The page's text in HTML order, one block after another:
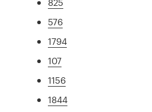
576
1794
107
1156
1844